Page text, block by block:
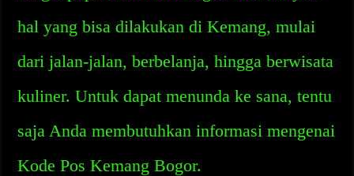
hal yang bisa dilakukan di Kemang, mulai
dari jalan-jalan, berbelanja, hingga berwisata
kuliner. Untuk dapat menunda ke sana, tentu
saja Anda membutuhkan informasi mengenai
Kode Pos Kemang Bogor.